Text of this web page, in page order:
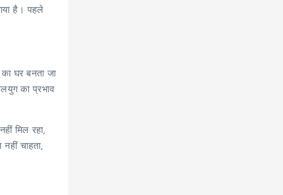
है। पहले
घर बनता जा
का प्रभाव
मिल रहा,
चाहता,